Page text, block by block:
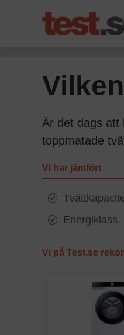
Är det dags att
toppmatade
Vi har jämfört
Energiklass.
Vi på Test.se